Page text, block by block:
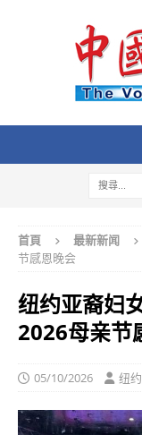
首頁 最新新闻
节感恩晚会
纽约亚裔妇
2026母亲节
05/10/2026 纽